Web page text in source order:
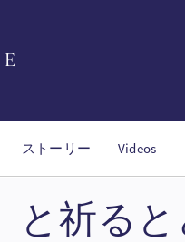
ストーリー Videos
と祈る